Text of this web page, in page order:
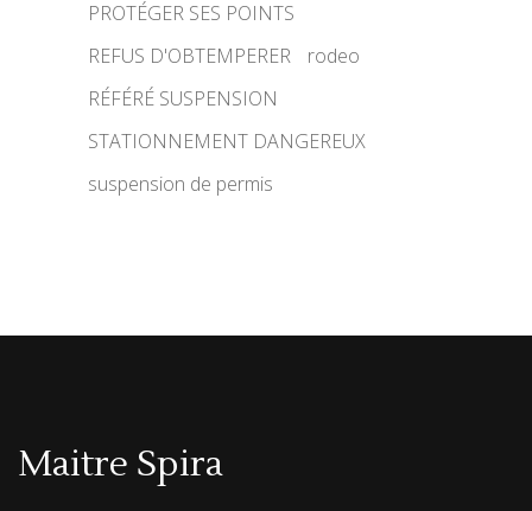
PROTÉGER SES POINTS
REFUS D'OBTEMPERER
rodeo
RÉFÉRÉ SUSPENSION
STATIONNEMENT DANGEREUX
suspension de permis
Maitre Spira